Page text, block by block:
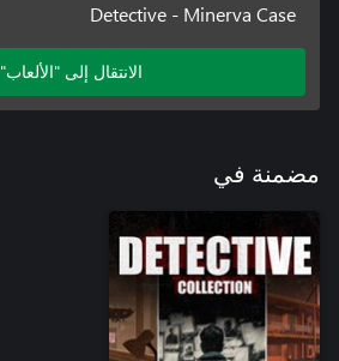
Detective - Minerva Case
الانتقال إلى "الألعاب"
مضمنة في